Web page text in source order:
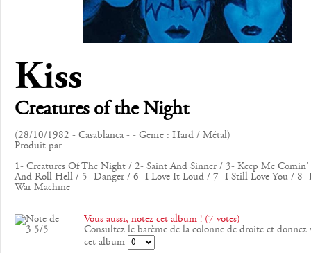
Kiss
Creatures of the Night
(28/10/1982 - Casablanca - - Genre : Hard / Métal)
Produit par
1- Creatures Of The Night / 2- Saint And Sinner / 3- Keep Me
And Roll Hell / 5- Danger / 6- I Love It Loud / 7- I Still Love You /
War Machine
Vous aussi, notez cet album ! (7 votes)
Consultez le barème de la colonne de droite et donnez
cet album